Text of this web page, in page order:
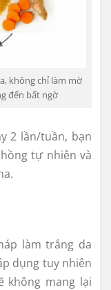
không chỉ làm mờ
đến bất ngờ
2 lần/tuần, bạn
tự nhiên và
làm trắng da
dụng tuy nhiên
không mang lại